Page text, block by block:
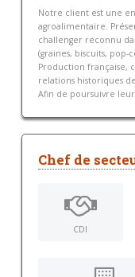
Notre client est une
agroalimentaire.
challenger reconnu
(graines, biscuits, pop-
Production française,
relations historiques
Afin de poursuivre
Chef de
CDI